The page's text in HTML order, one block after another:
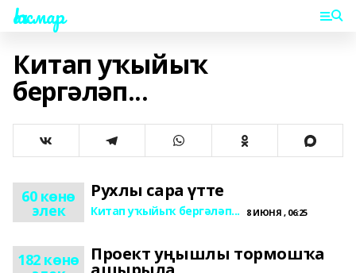
Һаҡмар
Китап уҡыйыҡ
бергәләп...
60 көнө
элек
Рухлы сара үтте
Китап уҡыйыҡ бергәләп... 8 ИЮНЯ , 06:25
182 көнө Проект уңышлы тормошҡа